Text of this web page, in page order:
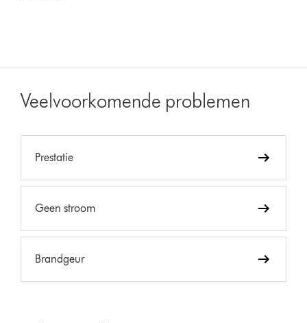
Veelvoorkomende problemen
Prestatie
Geen stroom
Brandgeur